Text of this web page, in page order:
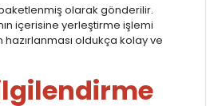
olarak gönderilir.
içerisine yerleştirme işlemi
hazırlanması oldukça kolay ve